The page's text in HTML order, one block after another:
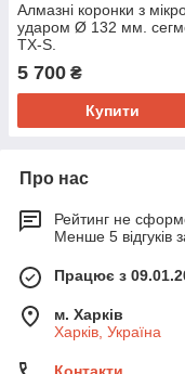
Алмазні коронки з
ударом Ø 132 мм.
TX-S.
5 700 ₴
Купити
Про нас
Рейтинг не
Менше 5 відгуків
Працює з
м. Харків
Харків, Україна